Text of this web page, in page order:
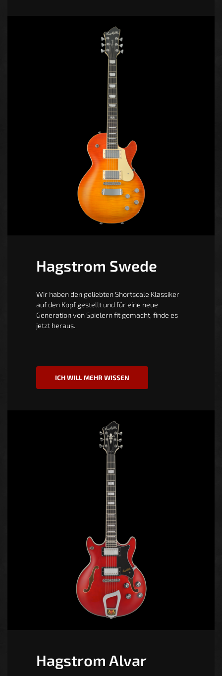
Hagstrom Swede
Wir haben den geliebten Shortscale Klassiker
auf den Kopf gestellt und für eine neue
Generation von Spielern fit gemacht, finde es
jetzt heraus.
ICH WILL MEHR WISSEN
Hagstrom Alvar